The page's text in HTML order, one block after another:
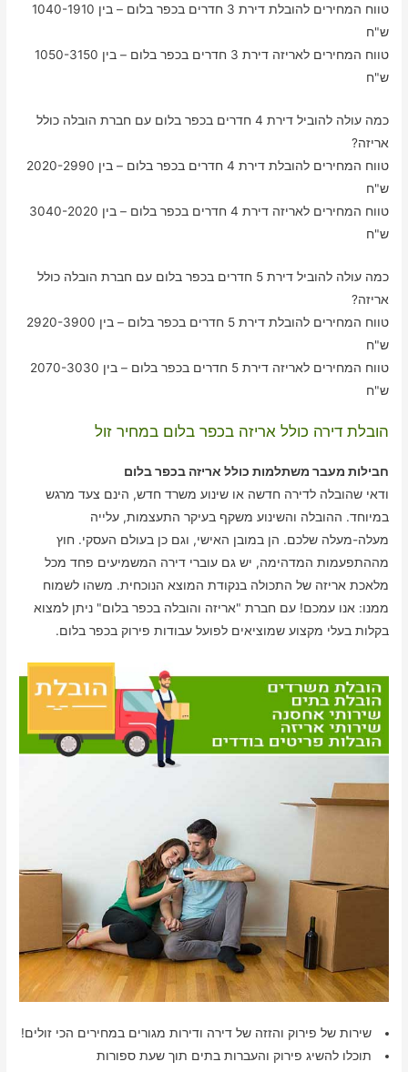
טווח המחירים להובלת דירת 3 חדרים בכפר בלום – בין 1040-1910
ש"ח
טווח המחירים לאריזה דירת 3 חדרים בכפר בלום – בין 1050-3150
ש"ח
כמה עולה להוביל דירת 4 חדרים בכפר בלום עם חברת הובלה כולל
אריזה?
טווח המחירים להובלת דירת 4 חדרים בכפר בלום – בין 2020-2990
ש"ח
טווח המחירים לאריזה דירת 4 חדרים בכפר בלום – בין 3040-2020
ש"ח
כמה עולה להוביל דירת 5 חדרים בכפר בלום עם חברת הובלה כולל
אריזה?
טווח המחירים להובלת דירת 5 חדרים בכפר בלום – בין 2920-3900
ש"ח
טווח המחירים לאריזה דירת 5 חדרים בכפר בלום – בין 2070-3030
ש"ח
הובלת דירה כולל אריזה בכפר בלום במחיר זול
חבילות מעבר משתלמות כולל אריזה בכפר בלום
ודאי שהובלה לדירה חדשה או שינוע משרד חדש, הינם צעד מרגש
במיוחד. ההובלה והשינוע משקף בעיקר התעצמות, עלייה
מעלה-מעלה שלכם. הן במובן האישי, וגם כן בעולם העסקי. חוץ
מההתפעמות המדהימה, יש גם עוברי דירה המשמיעים פחד מכל
מלאכת אריזה של התכולה בנקודת המוצא הנוכחית. משהו לשמוח
ממנו: אנו עמכם! עם חברת "אריזה והובלה בכפר בלום" ניתן למצוא
בקלות בעלי מקצוע שמוציאים לפועל עבודות פירוק בכפר בלום.
שירות של פירוק והזזה של דירה ודירות מגורים במחירים הכי זולים!
תוכלו להשיג פירוק והעברות בתים תוך שעת ספורות